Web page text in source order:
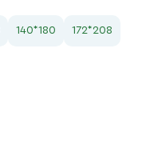
140*180 172*208